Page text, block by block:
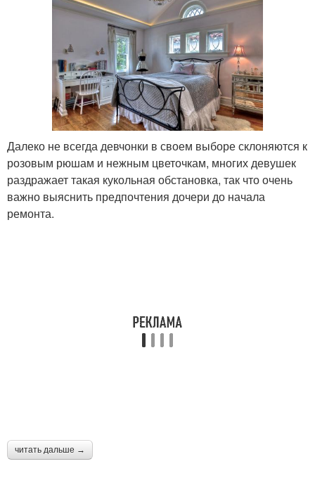
Далеко не всегда девчонки в своем выборе склоняются к
розовым рюшам и нежным цветочкам, многих девушек
раздражает такая кукольная обстановка, так что очень
важно выяснить предпочтения дочери до начала
ремонта.
читать дальше →